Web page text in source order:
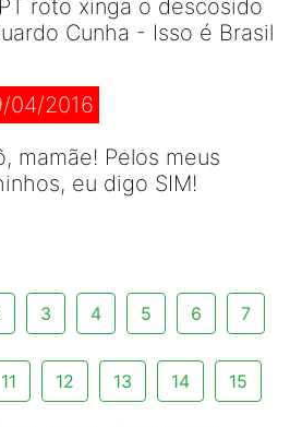
roto xinga o descosido
Cunha - Isso é Brasil
04/2016
mamãe! Pelos meus
eu digo SIM!
3 4 5 6 7
11 12 13 14 15